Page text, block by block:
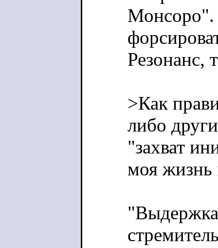
Монсоро".
Резонанс,
>Как
либо
"захват
моя жизнь
"Выдержка